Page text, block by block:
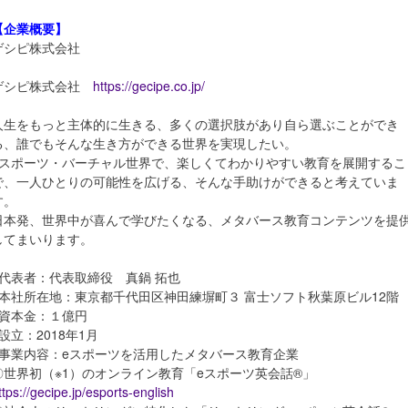
業概要】
シピ株式会社
シピ株式会社 https://gecipe.co.jp/
生をもっと主体的に生きる、多くの選択肢があり自ら選ぶことができ
、誰でもそんな生き方ができる世界を実現したい。
ポーツ・バーチャル世界で、楽しくてわかりやすい教育を展開する
、一人ひとりの可能性を広げる、そんな手助けができると考えていま
本発、世界中が喜んで学びたくなる、メタバース教育コンテンツを提
まいります。
表者：代表取締役 真鍋 拓也
社所在地：東京都千代田区神田練塀町３ 富士ソフト秋葉原ビル12階
本金：１億円
立：2018年1月
業内容：eスポーツを活用したメタバース教育企業
世界初（※1）のオンライン教育「eスポーツ英会話®︎」
gecipe.jp/esports-english